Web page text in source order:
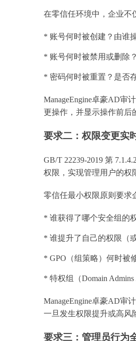
在零信任环境中，企业不
* 账号何时被创建？由谁
* 账号何时被禁用或删除
* 密码何时被重置？是否
ManageEngine卓豪AD审
更操作，并显示操作前后
要求二：权限变更实
GB/T 22239-2019 第
权限，实现管理用户的权
零信任最小权限原则要求
* 谁获得了哪个安全组的
* 谁提升了自己的权限（
* GPO（组策略）何时被
* 特权组（Domain
ManageEngine卓豪AD审
一旦发生权限提升或高风
要求三：管理员行为